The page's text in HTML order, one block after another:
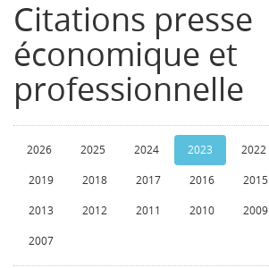
Citations presse
économique et
professionnelle
2026 2025 2024 2023 2022
2019 2018 2017 2016 2015
2013 2012 2011 2010 2009
2007